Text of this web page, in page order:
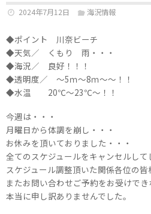
2024年7月12日 海況情報
◆ポイント 川奈ビーチ
◆天気／ くもり 雨・・・
◆海況／ 良好！！！
◆透明度／ ～5ｍ～8ｍ～～！！
◆水温 20℃～23℃～！！
今週は・・・
月曜日から体調を崩し・・・
お休みを頂いておりました・・・
全てのスケジュールをキャンセルして
スケジュール調整頂いた関係各位の皆
またお問い合わせご予約をお受けでき
本当に申し訳ありませんでした。